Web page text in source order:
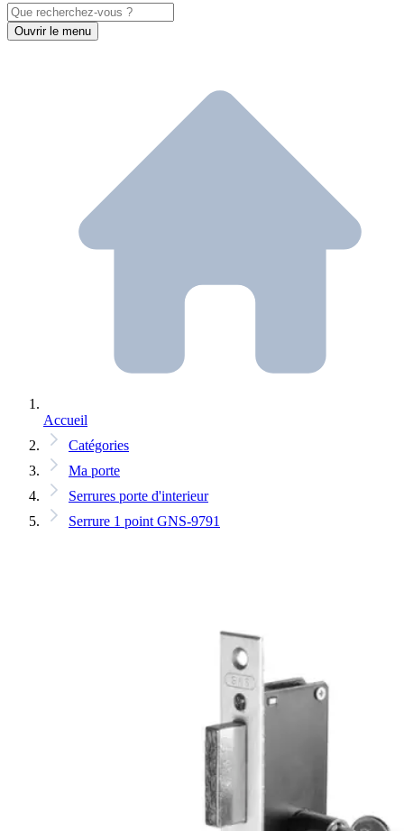
Ouvrir le menu
Accueil
Catégories
Ma porte
Serrures porte d'interieur
Serrure 1 point GNS-9791